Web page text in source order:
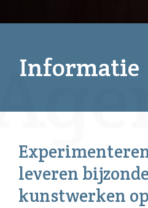
Informatie
leveren
kunstwerken op